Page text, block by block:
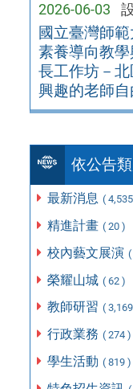
2026-06-03
國立臺灣師
素養導向教
長工作坊－
興趣的老師自
依公告
最新消息 (
精進計畫 ( 20 )
校內藝文展演
榮耀山城 ( 62 )
教師研習 (
行政業務 ( 274 )
學生活動 ( 819 )